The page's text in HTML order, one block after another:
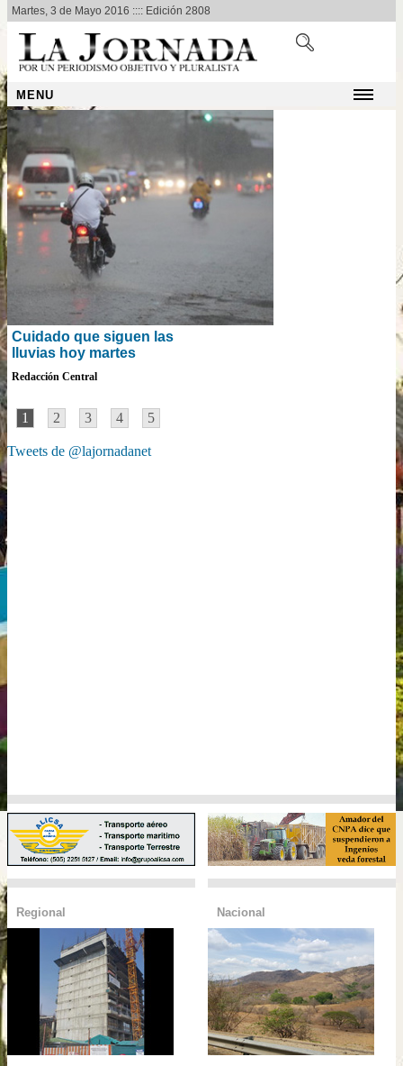
Martes, 3 de Mayo 2016 :::: Edición 2808
MENU
Cuidado que siguen las
lluvias hoy martes
Redacción Central
1 2 3 4 5
Tweets de @lajornadanet
Regional Nacional